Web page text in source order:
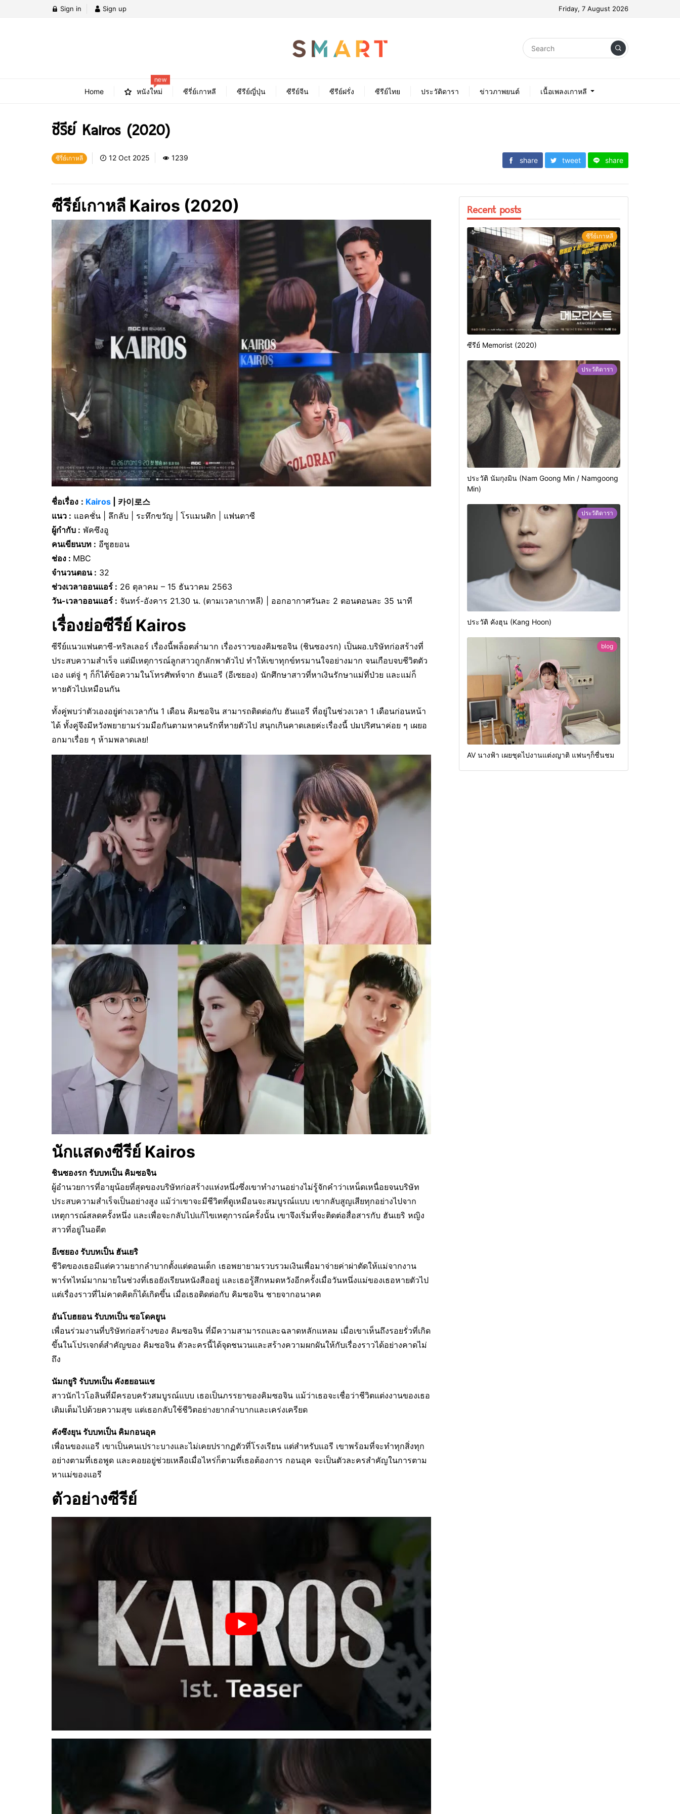
Sign in Sign up Friday, 7 August 2026
Home หนังใหม่
new
ซีรี่ย์เกาหลี ซีรีย์ญี่ปุ่น ซีรีย์จีน ซีรีย์ฝรั่ง ซีรีย์ไทย ประวัติดารา ข่าวภาพยนต์ เนื้อเพลงเกาหลี
ซีรีย์ Kairos (2020)
ซีรี่ย์เกาหลี 12 Oct 2025 1239 share tweet share
ซีรีย์เกาหลี Kairos (2020)
ชื่อเรื่อง : Kairos | 카이로스
แนว : แอคชั่น | ลึกลับ | ระทึกขวัญ | โรแมนติก | แฟนตาซี
ผู้กำกับ : พัคซึงอู
คนเขียนบท : อีซูฮยอน
ช่อง : MBC
จำนวนตอน : 32
ช่วงเวลาออนแอร์ : 26 ตุลาคม – 15 ธันวาคม 2563
วัน-เวลาออนแอร์ : จันทร์-อังคาร 21.30 น. (ตามเวลาเกาหลี) | ออกอากาศวันละ 2 ตอนตอนละ 35 นาที
เรื่องย่อซีรีย์ Kairos
ซีรีย์แนวแฟนตาซี-ทริลเลอร์ เรื่องนี้พล็อตล่ำมาก เรื่องราวของคิมซอจิน (ชินซองรก) เป็นผอ.บริษัทก่อสร้างที่
ประสบความสำเร็จ แต่มีเหตุการณ์ลูกสาวถูกลักพาตัวไป ทำให้เขาทุกข์ทรมานใจอย่างมาก จนเกือบจบชีวิตตัว
เอง แต่จู่ ๆ ก็ก็ได้ข้อความในโทรศัพท์จาก ฮันแอรี (อีเซยอง) นักศึกษาสาวที่หาเงินรักษาแม่ที่ป่วย และแม่ก็
หายตัวไปเหมือนกัน
ทั้งคู่พบว่าตัวเองอยู่ต่างเวลากัน 1 เดือน คิมซอจิน สามารถติดต่อกับ ฮันแอรี ที่อยู่ในช่วงเวลา 1 เดือนก่อนหน้า
ได้ ทั้งคู่จึงมีหวังพยายามร่วมมือกันตามหาคนรักที่หายตัวไป สนุกเกินคาดเลยค่ะเรื่องนี้ ปมปริศนาค่อย ๆ เผยอ
อกมาเรื่อย ๆ ห้ามพลาดเลย!
นักแสดงซีรีย์ Kairos
ชินซองรก รับบทเป็น คิมซอจิน
ผู้อำนวยการที่อายุน้อยที่สุดของบริษัทก่อสร้างแห่งหนึ่งซึ่งเขาทำงานอย่างไม่รู้จักคำว่าเหน็ดเหนื่อยจนบริษัท
ประสบความสำเร็จเป็นอย่างสูง แม้ว่าเขาจะมีชีวิตที่ดูเหมือนจะสมบูรณ์แบบ เขากลับสูญเสียทุกอย่างไปจาก
เหตุการณ์สลดครั้งหนึ่ง และเพื่อจะกลับไปแก้ไขเหตุการณ์ครั้งนั้น เขาจึงเริ่มที่จะติดต่อสื่อสารกับ ฮันเยริ หญิง
สาวที่อยู่ในอดีต
อีเซยอง รับบทเป็น ฮันเยริ
ชีวิตของเธอมีแต่ความยากลำบากตั้งแต่ตอนเด็ก เธอพยายามรวบรวมเงินเพื่อมาจ่ายค่าผ่าตัดให้แม่จากงาน
พาร์ทไทม์มากมายในช่วงที่เธอยังเรียนหนังสืออยู่ และเธอรู้สึกหมดหวังอีกครั้งเมื่อวันหนึ่งแม่ของเธอหายตัวไป
แต่เรื่องราวที่ไม่คาดคิดก็ได้เกิดขึ้น เมื่อเธอติดต่อกับ คิมซอจิน ชายจากอนาคต
อันโบฮยอน รับบทเป็น ซอโดคยูน
เพื่อนร่วมงานที่บริษัทก่อสร้างของ คิมซอจิน ที่มีความสามารถและฉลาดหลักแหลม เมื่อเขาเห็นถึงรอยรั่วที่เกิด
ขึ้นในโปรเจกต์สำคัญของ คิมซอจิน ตัวละครนี้ได้จุดชนวนและสร้างความผกผันให้กับเรื่องราวได้อย่างคาดไม่
ถึง
นัมกยูริ รับบทเป็น คังฮยอนแช
สาวนักไวโอลินที่มีครอบครัวสมบูรณ์แบบ เธอเป็นภรรยาของคิมซอจิน แม้ว่าเธอจะเชื่อว่าชีวิตแต่งงานของเธอ
เติมเต็มไปด้วยความสุข แต่เธอกลับใช้ชีวิตอย่างยากลำบากและเคร่งเครียด
คังซึงยุน รับบทเป็น คิมกอนอุค
เพื่อนของแอรี เขาเป็นคนเปราะบางและไม่เคยปรากฏตัวที่โรงเรียน แต่สำหรับแอรี เขาพร้อมที่จะทำทุกสิ่งทุก
อย่างตามที่เธอพูด และคอยอยู่ช่วยเหลือเมื่อไหร่ก็ตามที่เธอต้องการ กอนอุค จะเป็นตัวละครสำคัญในการตาม
หาแม่ของแอรี
ตัวอย่างซีรีย์
Recent posts
ซีรี่ย์เกาหลี
ซีรีย์ Memorist (2020)
ประวัติดารา
ประวัติ นัมกุงมิน (Nam Goong Min / Namgoong
Min)
ประวัติดารา
ประวัติ คังฮุน (Kang Hoon)
blog
AV นางฟ้า เผยชุดไปงานแต่งญาติ แฟนๆก็ชื่นชม